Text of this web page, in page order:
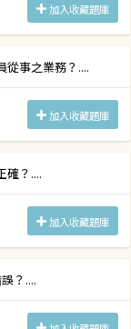
加入收藏題庫
從事之業務？....
加入收藏題庫
確？....
加入收藏題庫
？....